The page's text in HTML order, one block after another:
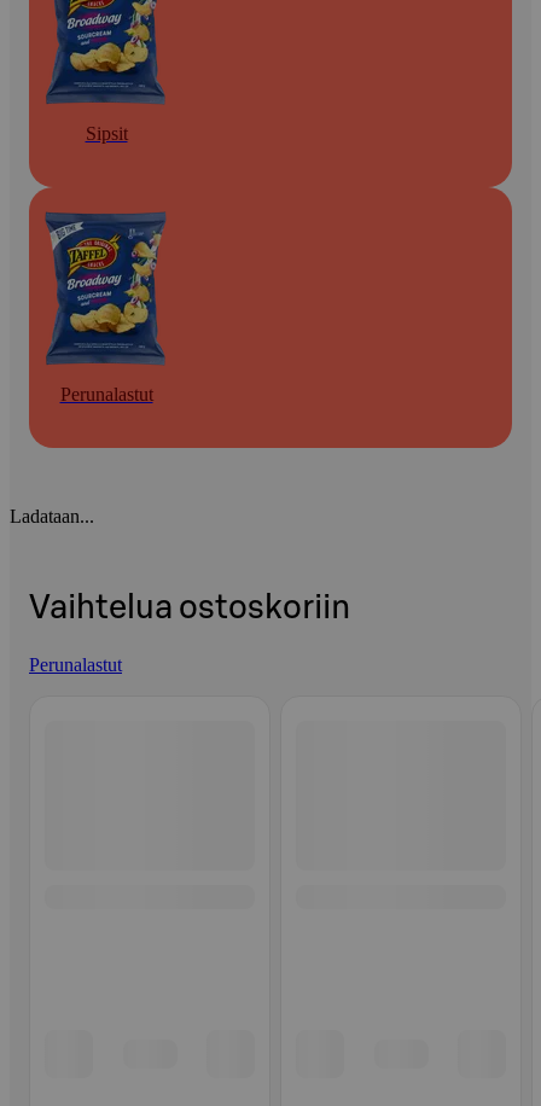
Sipsit
Perunalastut
Ladataan...
Vaihtelua ostoskoriin
Perunalastut